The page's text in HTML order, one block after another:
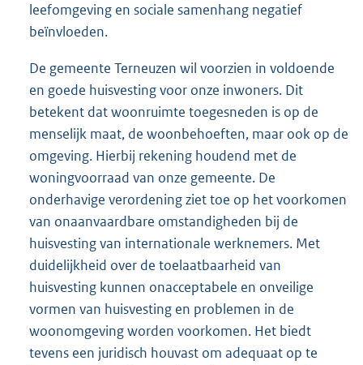
leefomgeving en sociale samenhang negatief
beïnvloeden.
De gemeente Terneuzen wil voorzien in voldoende
en goede huisvesting voor onze inwoners. Dit
betekent dat woonruimte toegesneden is op de
menselijk maat, de woonbehoeften, maar ook op de
omgeving. Hierbij rekening houdend met de
woningvoorraad van onze gemeente. De
onderhavige verordening ziet toe op het voorkomen
van onaanvaardbare omstandigheden bij de
huisvesting van internationale werknemers. Met
duidelijkheid over de toelaatbaarheid van
huisvesting kunnen onacceptabele en onveilige
vormen van huisvesting en problemen in de
woonomgeving worden voorkomen. Het biedt
tevens een juridisch houvast om adequaat op te